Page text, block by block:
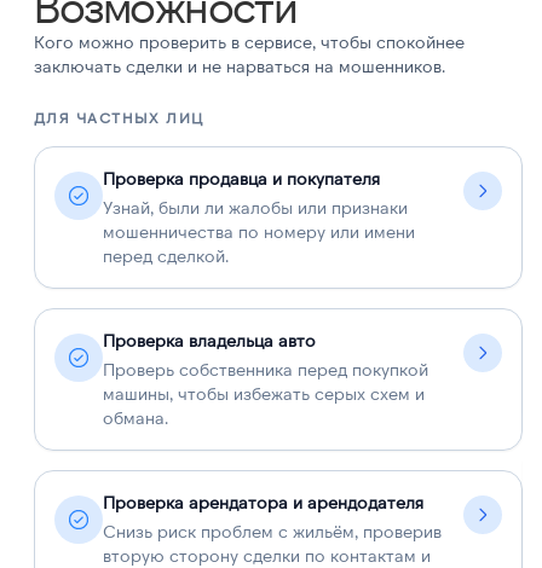
Кого можно проверить в сервисе, чтобы спокойнее
заключать сделки и не нарваться на мошенников.
ДЛЯ ЧАСТНЫХ ЛИЦ
Проверка продавца и покупателя
Узнай, были ли жалобы или признаки
мошенничества по номеру или имени
перед сделкой.
Проверка владельца авто
Проверь собственника перед покупкой
машины, чтобы избежать серых схем и
обмана.
Проверка арендатора и арендодателя
Снизь риск проблем с жильём, проверив
вторую сторону сделки по контактам и